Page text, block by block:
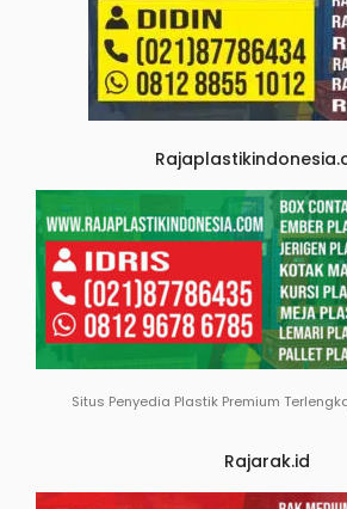
Situs Penyedia Plastik Premium
Rajarak.id